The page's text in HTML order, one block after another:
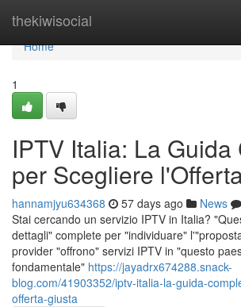
thekiwisocial
Home
Home
1
IPTV Italia: La
per Scegliere
hannamjyu634368 57 days ago News
Stai cercando un servizio IPTV in Italia?
dettagli" complete per "individuare"
provider "offrono" servizi IPTV in "questo
fondamentale" https://jayadrx674288.snack-
blog.com/41903352/iptv-italia-la-guida-
offerta-giusta